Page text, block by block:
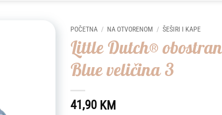
POČETNA / NA OTVORENOM / ŠEŠIRI I KAPE
Little Dutch®
Blue veličina 3
41,90 KM